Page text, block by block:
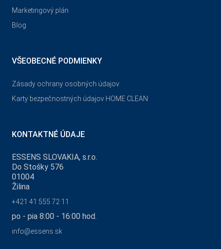
Marketingový plán
Blog
VŠEOBECNÉ PODMIENKY
Zásady ochrany osobných údajov
Karty bezpečnostných údajov HOME CLEAN
KONTAKTNÉ ÚDAJE
ESSENS SLOVAKIA, s.r.o.
Do Stošky 576
01004
Žilina
+421 41 555 72 11
po - pia 8:00 - 16:00 hod.
info@essens.sk